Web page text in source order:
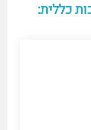
כללית: